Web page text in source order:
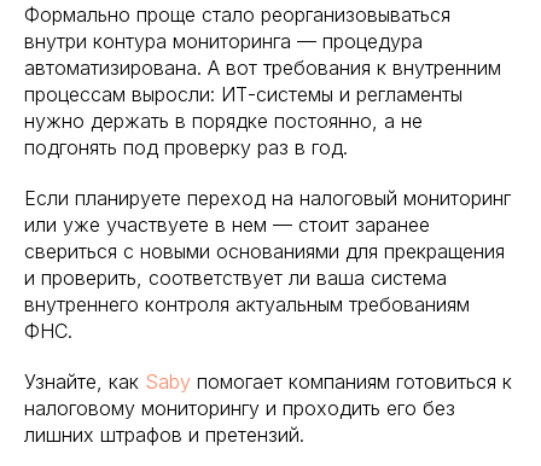
Формально проще стало реорганизовываться
внутри контура мониторинга — процедура
автоматизирована. А вот требования к внутренним
процессам выросли: ИТ-системы и регламенты
нужно держать в порядке постоянно, а не
подгонять под проверку раз в год.
Если планируете переход на налоговый мониторинг
или уже участвуете в нем — стоит заранее
свериться с новыми основаниями для прекращения
и проверить, соответствует ли ваша система
внутреннего контроля актуальным требованиям
ФНС.
Узнайте, как Saby помогает компаниям готовиться к
налоговому мониторингу и проходить его без
лишних штрафов и претензий.